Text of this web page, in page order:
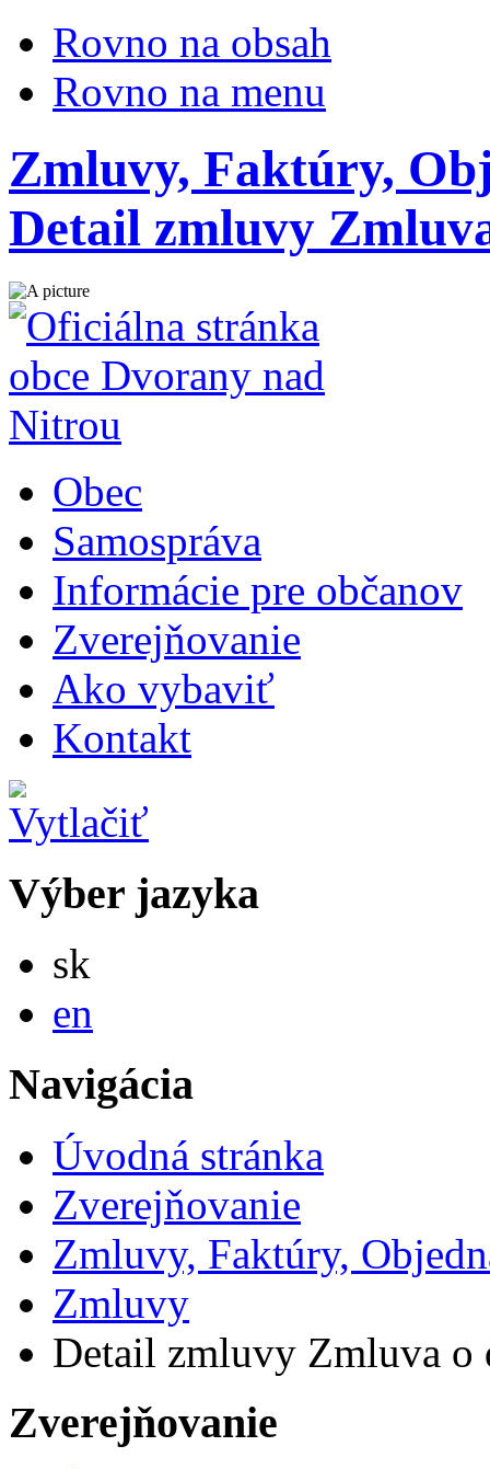
Rovno na obsah
Rovno na menu
Zmluvy, Faktúry,
Detail zmluvy
Obec
Samospráva
Informácie pre občanov
Zverejňovanie
Ako vybaviť
Kontakt
Výber jazyka
sk
en
Navigácia
Úvodná stránka
Zverejňovanie
Zmluvy, Faktúry,
Zmluvy
Detail zmluvy Zmluva o
Zverejňovanie